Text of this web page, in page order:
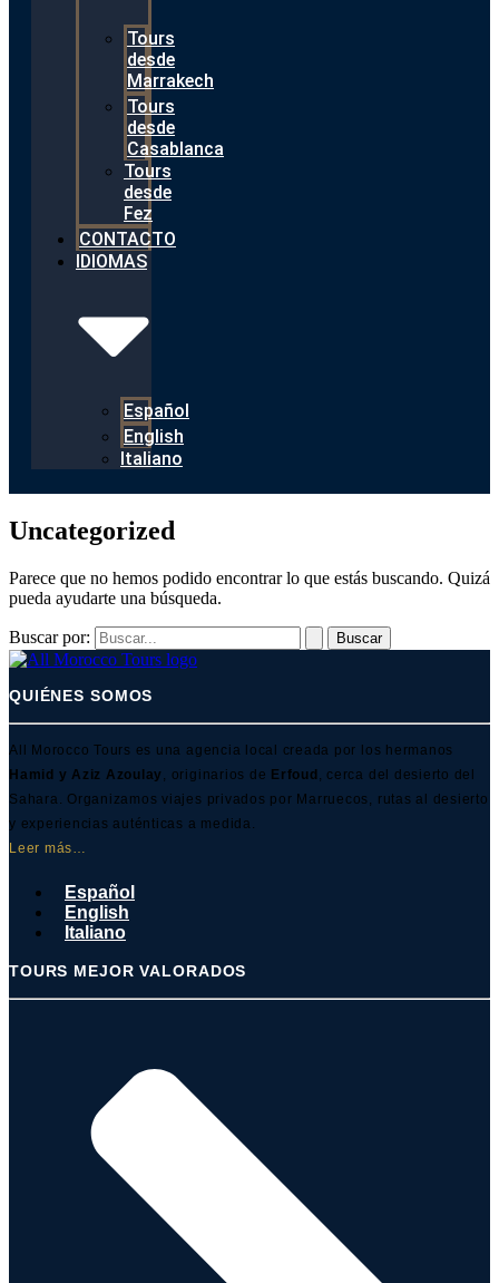
Tours
desde
Marrakech
Tours
desde
Casablanca
Tours
desde
Fez
CONTACTO
IDIOMAS
Español
English
Italiano
Uncategorized
Parece que no hemos podido encontrar lo que estás buscando. Quizá
pueda ayudarte una búsqueda.
Buscar por:
QUIÉNES SOMOS
All Morocco Tours es una agencia local creada por los hermanos
Hamid y Aziz Azoulay , originarios de Erfoud , cerca del desierto del
Sahara. Organizamos viajes privados por Marruecos, rutas al desierto
y experiencias auténticas a medida.
Leer más…
Español
English
Italiano
TOURS MEJOR VALORADOS